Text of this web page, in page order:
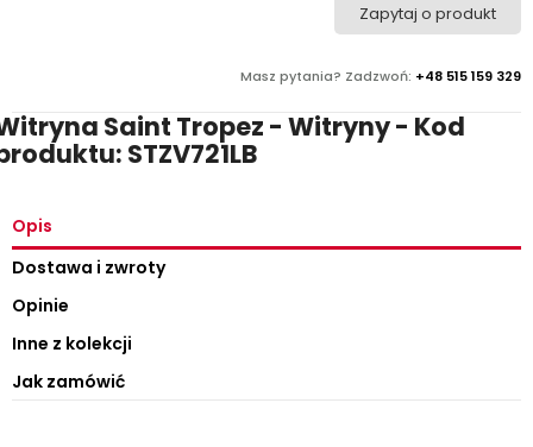
Masz pytania? Zadzwoń: +48 515 159 329
Zapytaj o produkt
Saint Tropez - Witryny - Kod
STZV721LB
Opis
Dostawa i zwroty
Opinie
Inne z kolekcji
Jak zamówić